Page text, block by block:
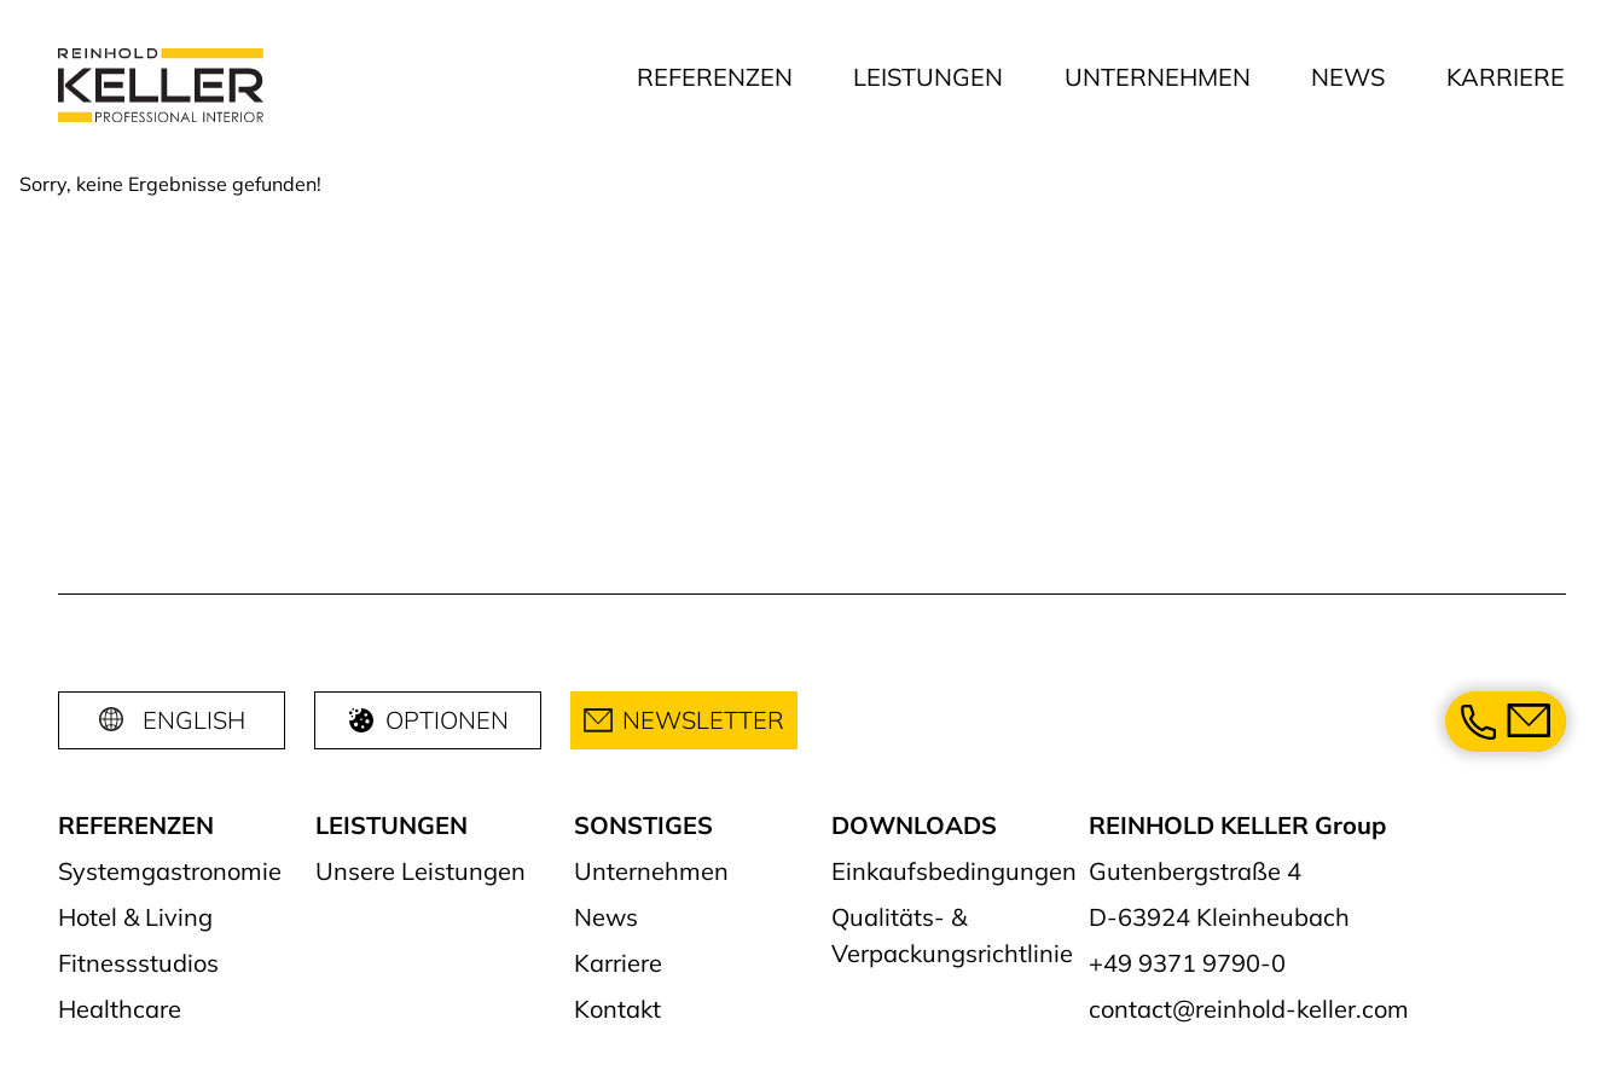
REFERENZEN LEISTUNGEN UNTERNEHMEN NEWS KARRIERE
Sorry, keine Ergebnisse gefunden!
ENGLISH OPTIONEN NEWSLETTER Kontaktieren
Rufen
REFERENZEN
Systemgastronomie
Hotel & Living
Fitnessstudios
Healthcare
LEISTUNGEN
Unsere Leistungen
SONSTIGES
Unternehmen
News
Karriere
Kontakt
DOWNLOADS
Einkaufsbedingungen
Qualitäts- &
Verpackungsrichtlinie
REINHOLD KELLER Group
Gutenbergstraße 4
D-63924 Kleinheubach
+49 9371 9790-0
contact@reinhold-keller.com